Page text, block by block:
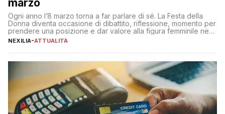
marzo
Ogni anno l’8 marzo torna a far parlare di sé. La Festa della
Donna diventa occasione di dibattito, riflessione, momento per
prendere una posizione e dar valore alla figura femminile nella
sua complessità e crucialità. A lanciare un messaggio “forte e
NEXILIA-ATTUALITÀ